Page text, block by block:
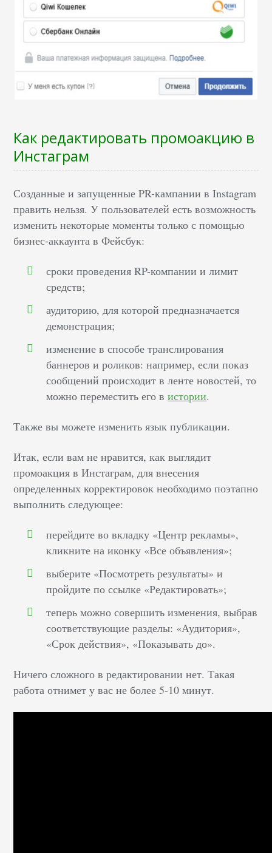
Как редактировать промоакцию в
Инстаграм
Созданные и запущенные PR-кампании в Instagram
править нельзя. У пользователей есть возможность
изменить некоторые моменты только с помощью
бизнес-аккаунта в Фейсбук:
сроки проведения RP-компании и лимит
средств;
аудиторию, для которой предназначается
демонстрация;
изменение в способе транслирования
баннеров и роликов: например, если показ
сообщений происходит в ленте новостей, то
можно переместить его вистории.
Также вы можете изменить язык публикации.
Итак, если вам не нравится, как выглядит
промоакция в Инстаграм, для внесения
определенных корректировок необходимо поэтапно
выполнить следующее:
перейдите во вкладку «Центр рекламы»,
кликните на иконку «Все объявления»;
выберите «Посмотреть результаты» и
пройдите по ссылке «Редактировать»;
теперь можно совершить изменения, выбрав
соответствующие разделы: «Аудитория»,
«Срок действия», «Показывать до».
Ничего сложного в редактировании нет. Такая
работа отнимет у вас не более 5-10 минут.